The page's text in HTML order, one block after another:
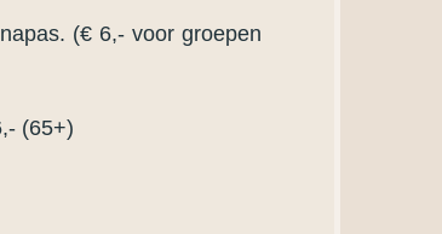
(€ 6,- voor groepen
(65+)